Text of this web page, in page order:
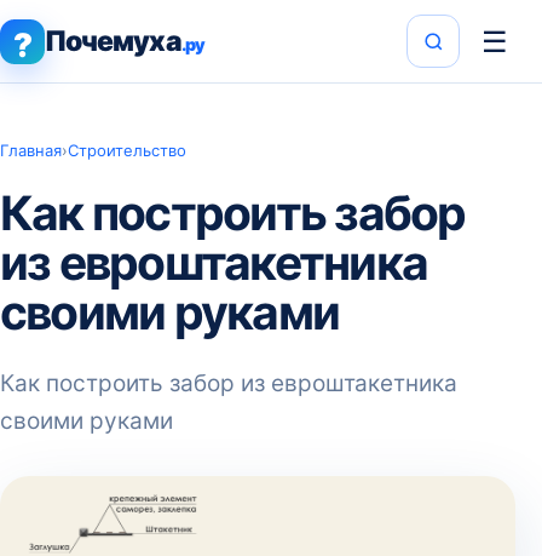
? Почемуха.ру ☰
Главная›Строительство
Как построить забор
из евроштакетника
своими руками
Как построить забор из евроштакетника
своими руками